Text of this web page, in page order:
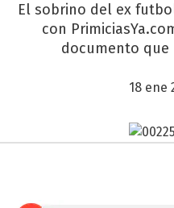
El sobrino del ex
con
documento que
18 ene